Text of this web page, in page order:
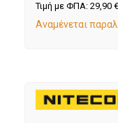
Τιμή με ΦΠΑ: 29,90 €
Αναμένεται